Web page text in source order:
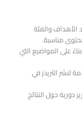
والفئة
مناسبة.
على المواضيع التي
لنشر الثريدز في
دورية حول النتائج